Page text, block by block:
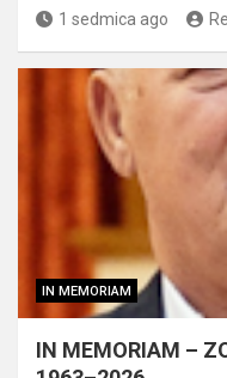
1 sedmica ago
IN MEMORIAM
IN MEMORIAM –